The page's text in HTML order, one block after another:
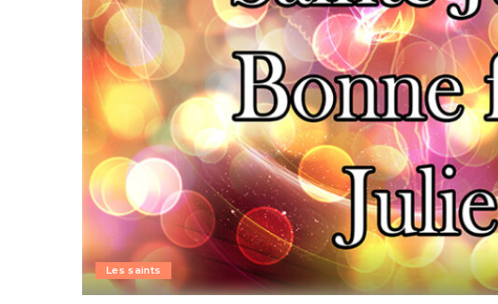
Les saints